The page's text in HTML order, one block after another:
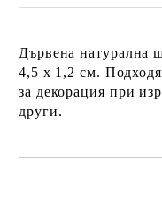
Дървена натурална
4,5 х 1,2 см.
за декорация при
други.